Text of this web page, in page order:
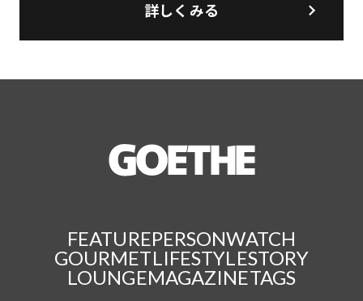
詳しくみる
FEATUREPERSONWATCH
GOURMETLIFESTYLESTORY
LOUNGEMAGAZINETAGS